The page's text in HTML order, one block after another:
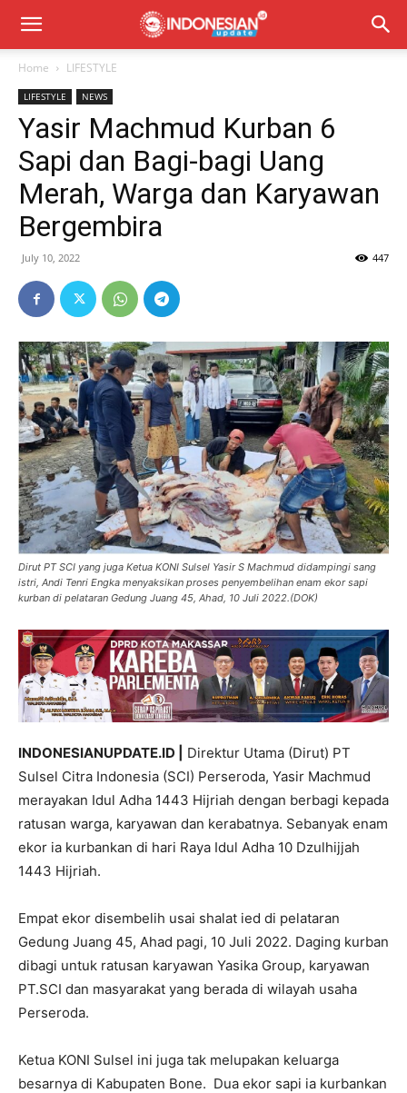
Home LIFESTYLE
LIFESTYLE NEWS
Yasir Machmud Kurban 6
Sapi dan Bagi-bagi Uang
Merah, Warga dan Karyawan
Bergembira
July 10, 2022 447
Dirut PT SCI yang juga Ketua KONI Sulsel Yasir S Machmud didampingi sang
istri, Andi Tenri Engka menyaksikan proses penyembelihan enam ekor sapi
kurban di pelataran Gedung Juang 45, Ahad, 10 Juli 2022.(DOK)
INDONESIANUPDATE.ID |
Direktur Utama (Dirut) PT
Sulsel Citra Indonesia (SCI) Perseroda, Yasir Machmud
merayakan Idul Adha 1443 Hijriah dengan berbagi kepada
ratusan warga, karyawan dan kerabatnya. Sebanyak enam
ekor ia kurbankan di hari Raya Idul Adha 10 Dzulhijjah
1443 Hijriah.
Empat ekor disembelih usai shalat ied di pelataran
Gedung Juang 45, Ahad pagi, 10 Juli 2022. Daging kurban
dibagi untuk ratusan karyawan Yasika Group, karyawan
PT.SCI dan masyarakat yang berada di wilayah usaha
Perseroda.
Ketua KONI Sulsel ini juga tak melupakan keluarga
besarnya di Kabupaten Bone. Dua ekor sapi ia kurbankan